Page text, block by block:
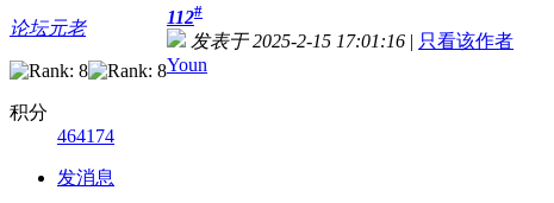
论坛元老
积分
464174
发消息
112#
发表于 2025-2-15 17:01:16 | 只看该作者
Youn